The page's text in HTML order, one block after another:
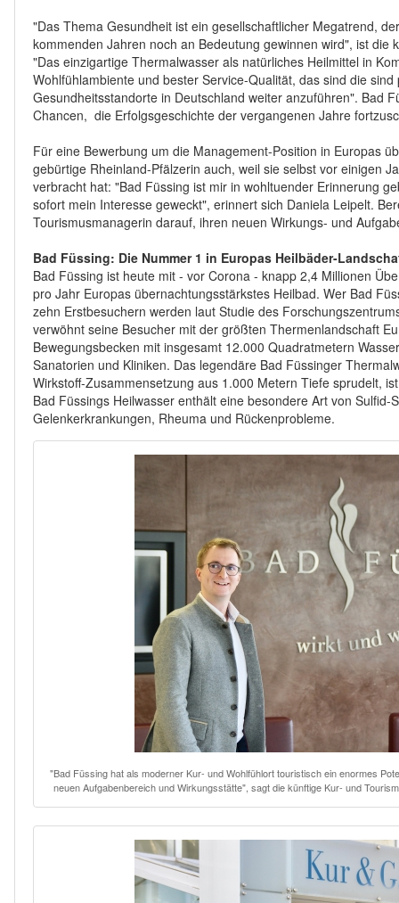
"Das Thema Gesundheit ist ein gesellschaftlicher Megatrend,
kommenden Jahren noch an Bedeutung gewinnen wird", ist die
"Das einzigartige Thermalwasser als natürliches Heilmittel in
Wohlfühlambiente und bester Service-Qualität, das sind die
Gesundheitsstandorte in Deutschland weiter anzuführen". Bad
Chancen, die Erfolgsgeschichte der vergangenen Jahre
Für eine Bewerbung um die Management-Position in Europas
gebürtige Rheinland-Pfälzerin auch, weil sie selbst vor einigen
verbracht hat: "Bad Füssing ist mir in wohltuender Erinnerung
sofort mein Interesse geweckt", erinnert sich Daniela Leipelt.
Tourismusmanagerin darauf, ihren neuen Wirkungs- und
Bad Füssing: Die Nummer 1 in Europas Heilbäder-
Bad Füssing ist heute mit - vor Corona - knapp 2,4 Millionen
pro Jahr Europas übernachtungsstärkstes Heilbad. Wer Bad
zehn Erstbesuchern werden laut Studie des
verwöhnt seine Besucher mit der größten Thermenlandschaft
Bewegungsbecken mit insgesamt 12.000 Quadratmetern
Sanatorien und Kliniken. Das legendäre Bad Füssinger
Wirkstoff-Zusammensetzung aus 1.000 Metern Tiefe sprudelt,
Bad Füssings Heilwasser enthält eine besondere Art von
Gelenkerkrankungen, Rheuma und Rückenprobleme.
"Bad Füssing hat als moderner Kur- und Wohlfühlort touristisch ein enormes
neuen Aufgabenbereich und Wirkungsstätte", sagt die künftige Kur- und